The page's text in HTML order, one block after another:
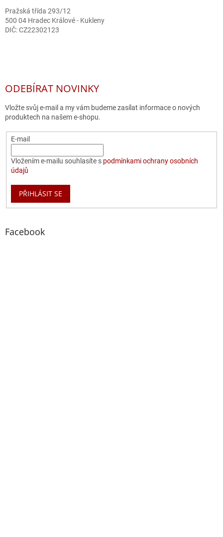
Pražská třída 293/12
500 04 Hradec Králové - Kukleny
DIČ: CZ22302123
ODEBÍRAT NOVINKY
Vložte svůj e-mail a my vám budeme zasílat informace o nových
produktech na našem e-shopu.
E-mail
Vložením e-mailu souhlasíte s podmínkami ochrany osobních
údajů
PŘIHLÁSIT SE
Facebook